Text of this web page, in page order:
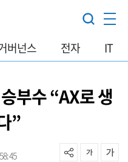
버넌스 전자 IT
부수 “AX로 생
”